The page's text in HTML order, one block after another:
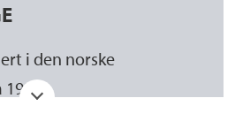
i den norske
1902